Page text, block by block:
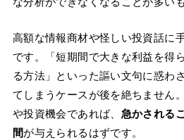
高額な情報商材や怪しい投資話に
です。「短期間で大きな利益を得
る方法」といった謳い文句に惑わ
てしまうケースが後を絶ちません
や投資機会であれば、 急かされる
間が与えられるはずです。